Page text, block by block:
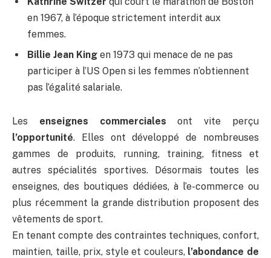
en 1967, à l’époque strictement interdit aux
femmes.
Billie Jean King en 1973 qui menace de ne pas
participer à l’US Open si les femmes n’obtiennent
pas l’égalité salariale.
Les enseignes commerciales ont vite perçu
l’opportunité. Elles ont développé de nombreuses
gammes de produits, running, training, fitness et
autres spécialités sportives. Désormais toutes les
enseignes, des boutiques dédiées, à l’e-commerce ou
plus récemment la grande distribution proposent des
vêtements de sport.
En tenant compte des contraintes techniques, confort,
maintien, taille, prix, style et couleurs,l’abondance de